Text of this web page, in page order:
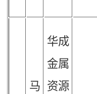
马
华成
金属
资源